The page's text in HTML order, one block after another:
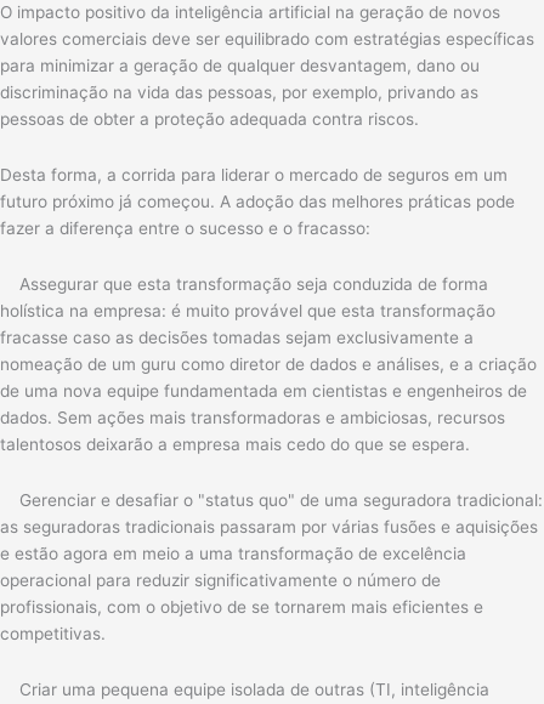
O impacto positivo da inteligência artificial na geração de novos
valores comerciais deve ser equilibrado com estratégias específicas
para minimizar a geração de qualquer desvantagem, dano ou
discriminação na vida das pessoas, por exemplo, privando as
pessoas de obter a proteção adequada contra riscos.
Desta forma, a corrida para liderar o mercado de seguros em um
futuro próximo já começou. A adoção das melhores práticas pode
fazer a diferença entre o sucesso e o fracasso:
Assegurar que esta transformação seja conduzida de forma
holística na empresa: é muito provável que esta transformação
fracasse caso as decisões tomadas sejam exclusivamente a
nomeação de um guru como diretor de dados e análises, e a criação
de uma nova equipe fundamentada em cientistas e engenheiros de
dados. Sem ações mais transformadoras e ambiciosas, recursos
talentosos deixarão a empresa mais cedo do que se espera.
Gerenciar e desafiar o "status quo" de uma seguradora tradicional:
as seguradoras tradicionais passaram por várias fusões e aquisições
e estão agora em meio a uma transformação de excelência
operacional para reduzir significativamente o número de
profissionais, com o objetivo de se tornarem mais eficientes e
competitivas.
Criar uma pequena equipe isolada de outras (TI, inteligência